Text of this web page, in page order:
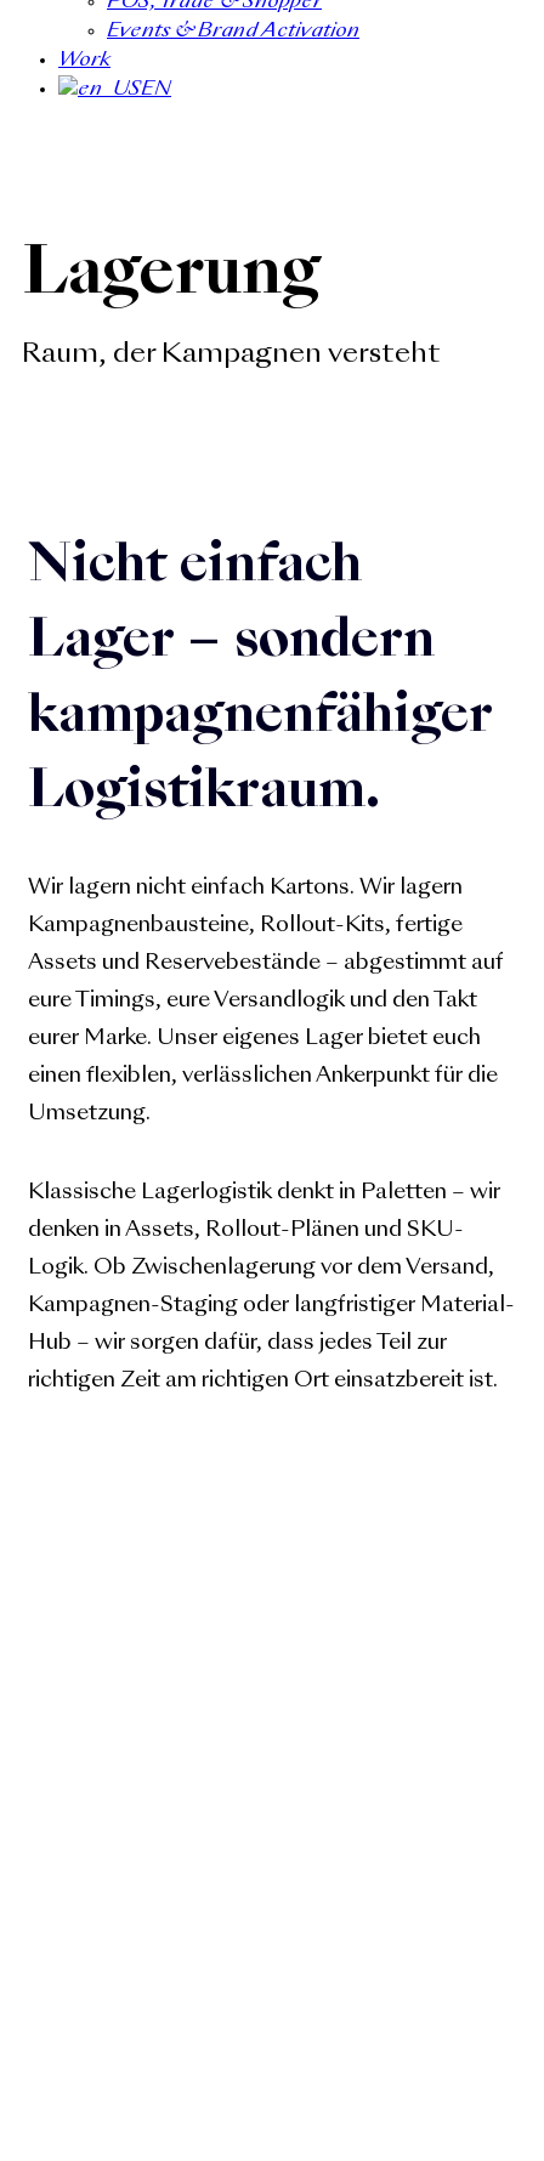
Events & Brand Activation
Work
EN
Lagerung
Raum, der Kampagnen versteht
Nicht einfach
Lager – sondern
kampagnenfähiger
Logistikraum.
Wir lagern nicht einfach Kartons. Wir lagern
Kampagnenbausteine, Rollout-Kits, fertige
Assets und Reservebestände – abgestimmt auf
eure Timings, eure Versandlogik und den Takt
eurer Marke. Unser eigenes Lager bietet euch
einen flexiblen, verlässlichen Ankerpunkt für die
Umsetzung.
Klassische Lagerlogistik denkt in Paletten – wir
denken in Assets, Rollout-Plänen und SKU-
Logik. Ob Zwischenlagerung vor dem Versand,
Kampagnen-Staging oder langfristiger Material-
Hub – wir sorgen dafür, dass jedes Teil zur
richtigen Zeit am richtigen Ort einsatzbereit ist.